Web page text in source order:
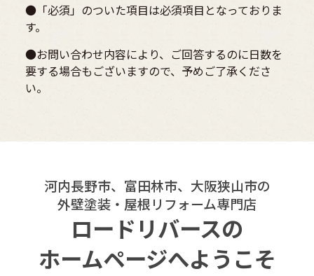
●「必須」のついた項目は必須項目となっておりま
す。
●お問い合わせ内容により、ご回答するのに日数を
要する場合もございますので、予めご了承くださ
い。
河内長野市、富田林市、大阪狭山市の
外壁塗装・屋根リフォーム専門店
ロードリバースの
ホームページへようこそ